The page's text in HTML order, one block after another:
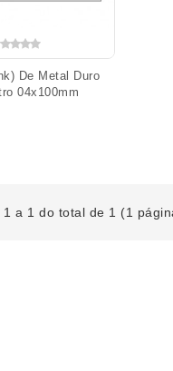
De Metal Duro
04x100mm
1 a 1 do total de 1 (1